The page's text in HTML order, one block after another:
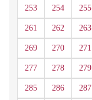
253 254 255
261 262 263
269 270 271
277 278 279
285 286 287